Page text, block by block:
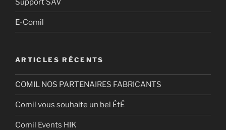
E-Comil
ARTICLES RÉCENTS
COMIL NOS PARTENAIRES FABRICANTS
Comil vous souhaite un bel ÉtÉ
Comil Events HIK